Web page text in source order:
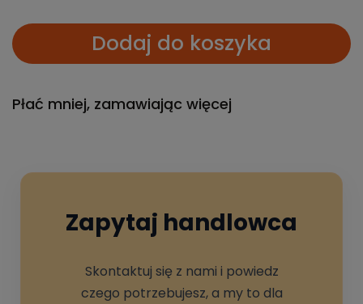
Dodaj do koszyka
Płać mniej, zamawiając więcej
Zapytaj handlowca
Skontaktuj się z nami i powiedz
czego potrzebujesz, a my to dla